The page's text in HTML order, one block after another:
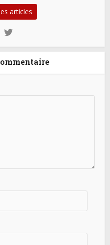
articles